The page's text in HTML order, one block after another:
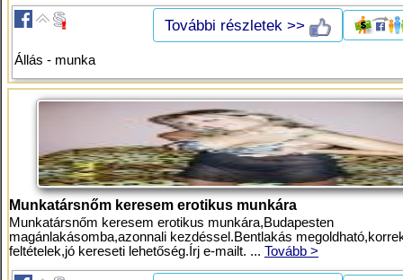
További részletek >>
Állás - munka
Munkatársnőm keresem erotikus munkára
Munkatársnőm keresem erotikus munkára,Budapesten
magánlakásomba,azonnali kezdéssel.Bentlakás
feltételek,jó kereseti lehetőség.Írj e-mailt. ... Tovább >